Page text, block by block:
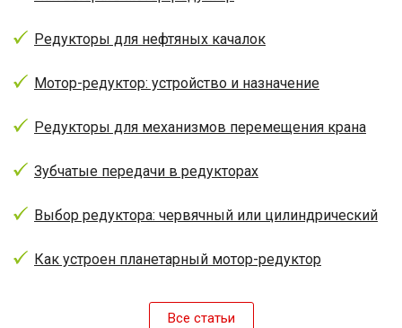
Редукторы для нефтяных качалок
Мотор-редуктор: устройство и назначение
Редукторы для механизмов перемещения крана
Зубчатые передачи в редукторах
Выбор редуктора: червячный или цилиндрический
Как устроен планетарный мотор-редуктор
Все статьи